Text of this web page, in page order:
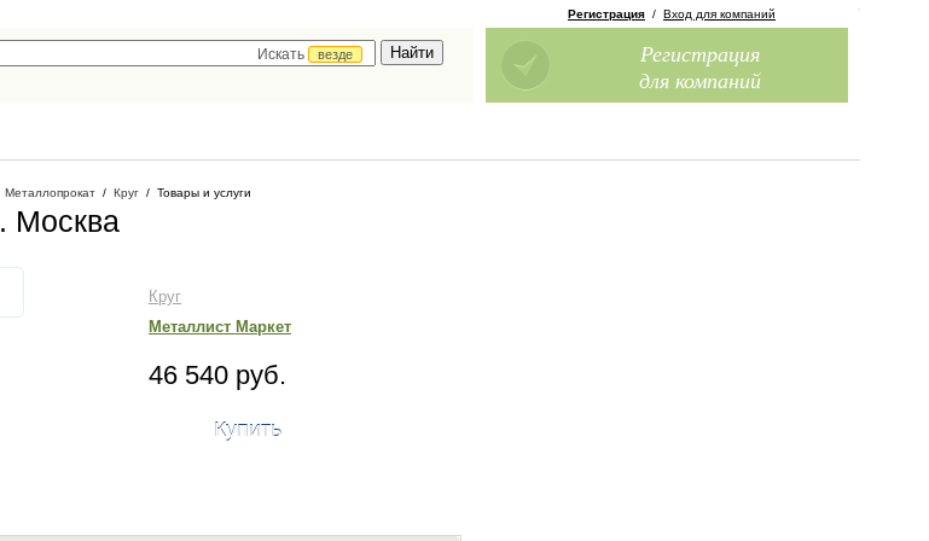
Искать
везде
Регистрация / Вход для компаний
Регистрация
для компаний
Металлопрокат / Круг / Товары и услуги
. Москва
Круг
Металлист Маркет
46 540 руб.
Купить